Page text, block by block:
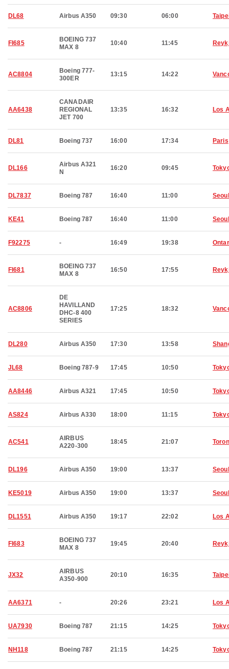
DL68 Airbus A350 09:30 06:00
FI685
BOEING 737
MAX 8
10:40 11:45
AC8804
Boeing 777-
300ER
13:15 14:22
AA6438
CANADAIR
REGIONAL
JET 700
13:35 16:32 Los
DL81 Boeing 737 16:00 17:34 Paris
DL166
Airbus A321
N
16:20 09:45
DL7837 Boeing 787 16:40 11:00 Seoul
KE41 Boeing 787 16:40 11:00 Seoul
F92275 - 16:49 19:38
FI681
BOEING 737
MAX 8
16:50 17:55
AC8806
DE
HAVILLAND
DHC-8 400
SERIES
17:25 18:32
DL280 Airbus A350 17:30 13:58
JL68 Boeing 787-9 17:45 10:50
AA8446 Airbus A321 17:45 10:50
AS824 Airbus A330 18:00 11:15
AC541
AIRBUS
A220-300
18:45 21:07
DL196 Airbus A350 19:00 13:37 Seoul
KE5019 Airbus A350 19:00 13:37 Seoul
DL1551 Airbus A350 19:17 22:02 Los
FI683
BOEING 737
MAX 8
19:45 20:40
JX32
AIRBUS
A350-900
20:10 16:35
AA6371 - 20:26 23:21 Los
UA7930 Boeing 787 21:15 14:25
NH118 Boeing 787 21:15 14:25